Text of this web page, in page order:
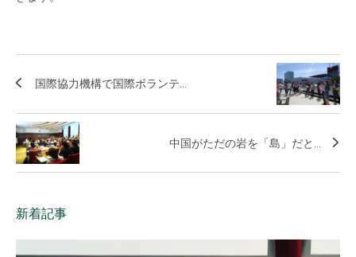
国際協力機構で国際ボランテ...
中国がただの岩を「島」だと...
新着記事